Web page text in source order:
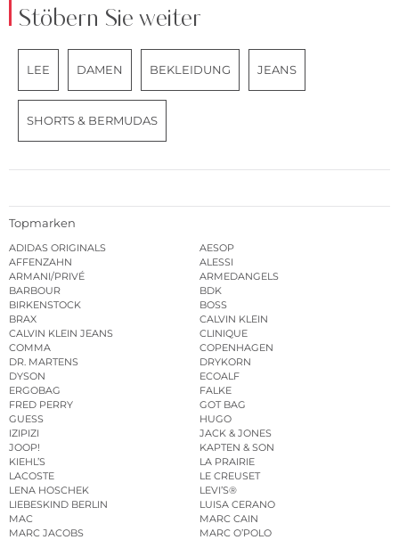
Stöbern Sie weiter
LEE DAMEN BEKLEIDUNG JEANS
SHORTS & BERMUDAS
Topmarken
ADIDAS ORIGINALS
AESOP
AFFENZAHN
ALESSI
ARMANI/PRIVÉ
ARMEDANGELS
BARBOUR
BDK
BIRKENSTOCK
BOSS
BRAX
CALVIN KLEIN
CALVIN KLEIN JEANS
CLINIQUE
COMMA
COPENHAGEN
DR. MARTENS
DRYKORN
DYSON
ECOALF
ERGOBAG
FALKE
FRED PERRY
GOT BAG
GUESS
HUGO
IZIPIZI
JACK & JONES
JOOP!
KAPTEN & SON
KIEHL’S
LA PRAIRIE
LACOSTE
LE CREUSET
LENA HOSCHEK
LEVI’S®
LIEBESKIND BERLIN
LUISA CERANO
MAC
MARC CAIN
MARC JACOBS
MARC O’POLO